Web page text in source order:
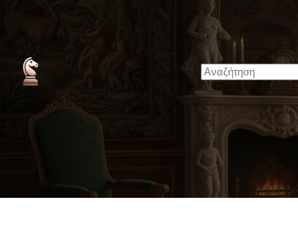
No
results